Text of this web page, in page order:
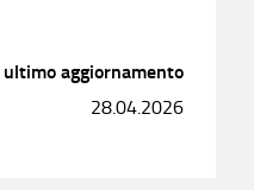
ultimo aggiornamento
28.04.2026